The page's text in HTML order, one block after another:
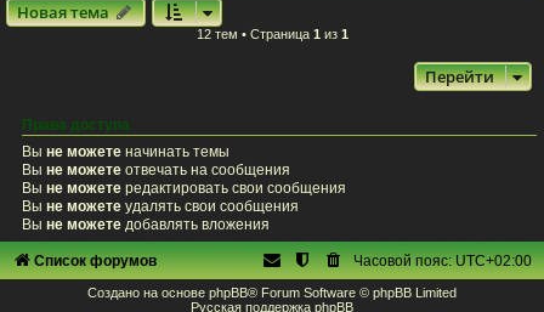
Новая тема
12 тем • Страница 1 из 1
Перейти
Права доступа
Вы не можете начинать темы
Вы не можете отвечать на сообщения
Вы не можете редактировать свои сообщения
Вы не можете удалять свои сообщения
Вы не можете добавлять вложения
Список форумов Часовой пояс:UTC+02:00
Создано на основе phpBB® Forum Software © phpBB Limited
Русская поддержка phpBB